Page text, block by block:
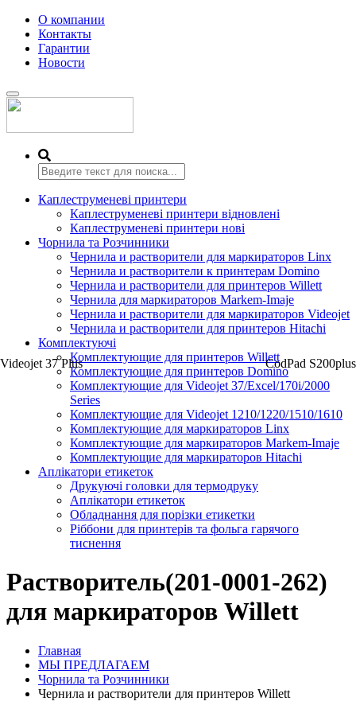
О компании
Контакты
Гарантии
Новости
Переключить
навигацию
Каплеструменеві принтери
Каплеструменеві принтери відновлені
Каплеструменеві принтери нові
Чорнила та Розчинники
Чернила и растворители для маркираторов Linx
Чернила и растворители к принтерам Domino
Чернила и растворители для принтеров Willett
Чернила для маркираторов Markem-Imaje
Чернила и растворители для маркираторов Videojet
Чернила и растворители для принтеров Hitachi
Комплектуючі
Комплектующие для принтеров Willett
Комплектующие для принтеров Domino
Комплектующие для Videojet 37/Excel/170i/2000
Series
Комплектующие для Videojet 1210/1220/1510/1610
Комплектующие для маркираторов Linx
Комплектующие для маркираторов Markem-Imaje
Комплектующие для маркираторов Hitachi
Аплікатори етикеток
Друкуючі головки для термодруку
Аплікатори етикеток
Обладнання для порізки етикетки
Ріббони для принтерів та фольга гарячого
тиснення
Растворитель(201-0001-262)
для маркираторов Willett
Главная
МЫ ПРЕДЛАГАЕМ
Чорнила та Розчинники
Чернила и растворители для принтеров Willett
Videojet 37 Plus CodPad S200plus